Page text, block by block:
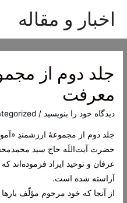
اخبار و مقاله
جلد دوم از
معرفت
دیدگاه‌ خود را بنویسید /
جلد دوم از مجموعۀ ارزشمندِ «
حضرت آیت‌اللَه حاج سید
عرفان و توحید ایراد فرموده‌اند
آراسته شده است.
از آنجا که خود مرحوم مؤلّف